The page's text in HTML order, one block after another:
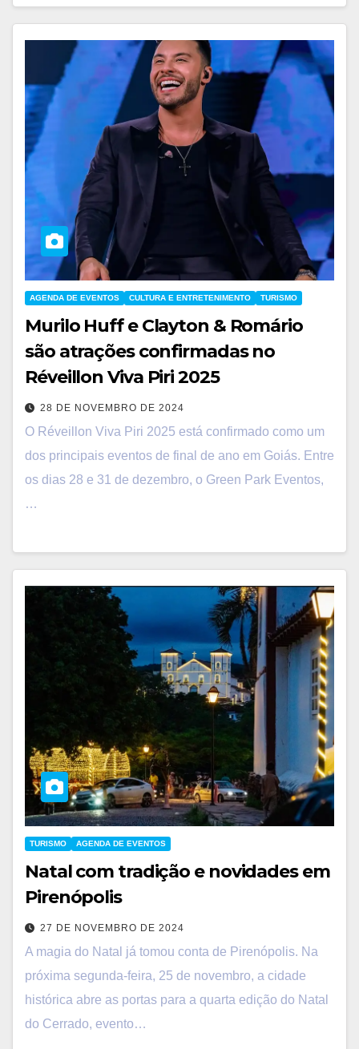
AGENDA DE EVENTOS CULTURA E ENTRETENIMENTO TURISMO
Murilo Huff e Clayton & Romário
são atrações confirmadas no
Réveillon Viva Piri 2025
28 DE NOVEMBRO DE 2024
O Réveillon Viva Piri 2025 está confirmado como um
dos principais eventos de final de ano em Goiás. Entre
os dias 28 e 31 de dezembro, o Green Park Eventos,
…
TURISMO AGENDA DE EVENTOS
Natal com tradição e novidades em
Pirenópolis
27 DE NOVEMBRO DE 2024
A magia do Natal já tomou conta de Pirenópolis. Na
próxima segunda-feira, 25 de novembro, a cidade
histórica abre as portas para a quarta edição do Natal
do Cerrado, evento…